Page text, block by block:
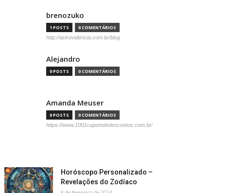
brenozuko
1 POSTS 0 COMENTÁRIOS
http://astrovidencia.com.br/blog
Alejandro
0 POSTS 0 COMENTÁRIOS
Amanda Meuser
0 POSTS 0 COMENTÁRIOS
https://www.1001cupomdedescontos.com.br/
Horóscopo Personalizado –
Revelações do Zodíaco